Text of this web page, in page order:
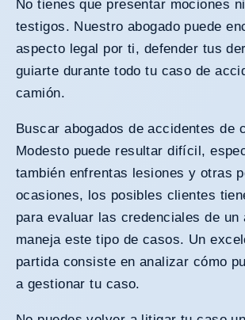
No tienes que presentar mociones
testigos. Nuestro abogado puede
aspecto legal por ti, defender tus
guiarte durante todo tu caso de
camión.
Buscar abogados de accidentes de
Modesto puede resultar difícil,
también enfrentas lesiones y otras
ocasiones, los posibles clientes
para evaluar las credenciales de un
maneja este tipo de casos. Un
partida consiste en analizar cómo
a gestionar tu caso.